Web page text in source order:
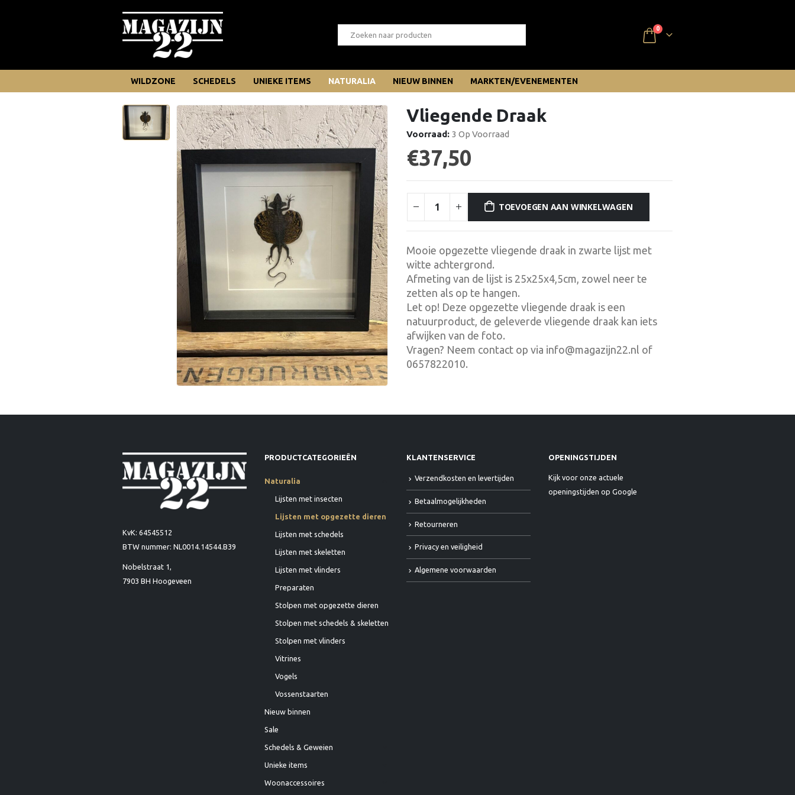
0
WILDZONE SCHEDELS UNIEKE ITEMS NATURALIA NIEUW BINNEN MARKTEN/EVENEMENTEN
Vliegende Draak
Voorraad: 3 Op Voorraad
€37,50
TOEVOEGEN AAN WINKELWAGEN
Mooie opgezette vliegende draak in zwarte lijst met
witte achtergrond.
Afmeting van de lijst is 25x25x4,5cm, zowel neer te
zetten als op te hangen.
Let op! Deze opgezette vliegende draak is een
natuurproduct, de geleverde vliegende draak kan iets
afwijken van de foto.
Vragen? Neem contact op via info@magazijn22.nl of
0657822010.
KvK: 64545512
BTW nummer: NL0014.14544.B39
Nobelstraat 1,
7903 BH Hoogeveen
PRODUCTCATEGORIEËN
Naturalia
Lijsten met insecten
Lijsten met opgezette dieren
Lijsten met schedels
Lijsten met skeletten
Lijsten met vlinders
Preparaten
Stolpen met opgezette dieren
Stolpen met schedels & skeletten
Stolpen met vlinders
Vitrines
Vogels
Vossenstaarten
Nieuw binnen
Sale
Schedels & Geweien
Unieke items
Woonaccessoires
KLANTENSERVICE
Verzendkosten en levertijden
Betaalmogelijkheden
Retourneren
Privacy en veiligheid
Algemene voorwaarden
OPENINGSTIJDEN
Kijk voor onze actuele
openingstijden op Google